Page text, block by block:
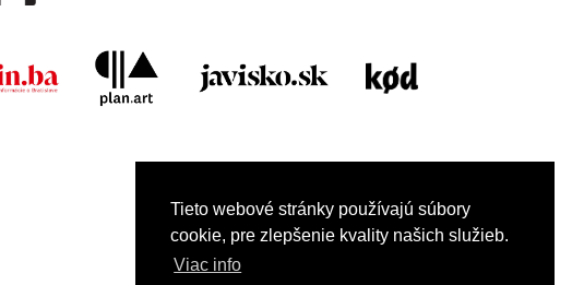
Tieto webové stránky používajú súbory
cookie, pre zlepšenie kvality našich služieb.
Viac info